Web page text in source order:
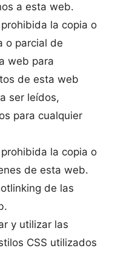
a esta web.
la copia o
o parcial de
web para
de esta web
ser leídos,
para cualquier
la copia o
de esta web.
de las
y utilizar las
CSS utilizados